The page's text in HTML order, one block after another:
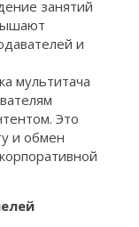
занятий
и
мультитача
Это
и обмен